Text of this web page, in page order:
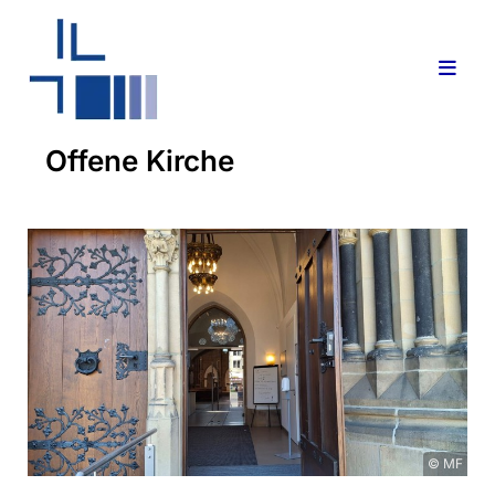
Offene Kirche
© MF